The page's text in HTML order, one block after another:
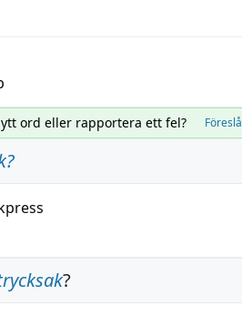
ord eller rapportera ett fel? Föreslå
?
?